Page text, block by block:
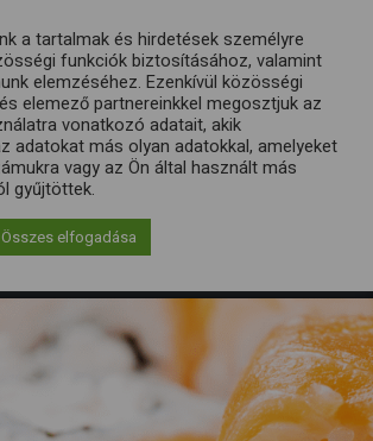
a tartalmak és hirdetések személyre
funkciók biztosításához, valamint
elemzéséhez. Ezenkívül közösségi
elemező partnereinkkel megosztjuk az
vonatkozó adatait, akik
adatokat más olyan adatokkal, amelyeket
vagy az Ön által használt más
gyűjtöttek.
Összes elfogadása